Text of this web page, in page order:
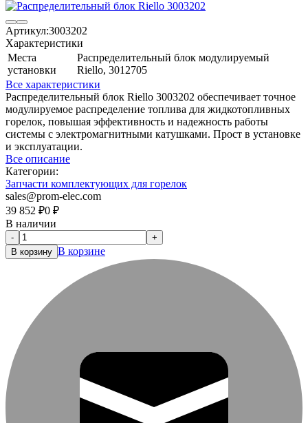
Артикул:3003202
Характеристики
Места
установки
Распределительный блок модулируемый
Riello, 3012705
Все характеристики
Распределительный блок Riello 3003202 обеспечивает точное
модулируемое распределение топлива для жидкотопливных
горелок, повышая эффективность и надежность работы
системы с электромагнитными катушками. Прост в установке
и эксплуатации.
Все описание
Категории:
Запчасти комплектующих для горелок
sales@prom-elec.com
39 852 ₽0 ₽
В наличии
-
+
В корзину В корзине